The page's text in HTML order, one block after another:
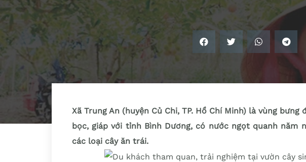
Xã Trung An (huyện Củ Chi, TP. Hồ Chí Minh) là vùng bưng
bọc, giáp với tỉnh Bình Dương, có nước ngọt quanh năm
các loại cây ăn trái.